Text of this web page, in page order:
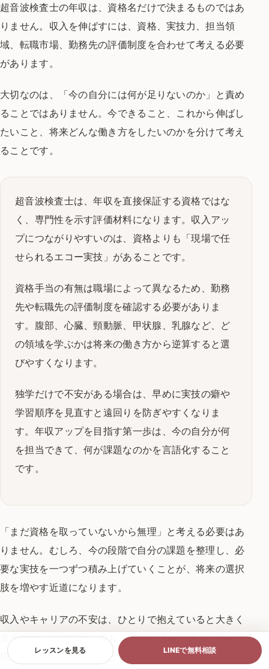
超音波検査士の年収は、資格名だけで決まるものではあ
りません。収入を伸ばすには、資格、実技力、担当領
域、転職市場、勤務先の評価制度を合わせて考える必要
があります。
大切なのは、「今の自分には何が足りないのか」と責め
ることではありません。今できること、これから伸ばし
たいこと、将来どんな働き方をしたいのかを分けて考え
ることです。
超音波検査士は、年収を直接保証する資格ではな
く、専門性を示す評価材料になります。収入アッ
プにつながりやすいのは、資格よりも「現場で任
せられるエコー実技」があることです。
資格手当の有無は職場によって異なるため、勤務
先や転職先の評価制度を確認する必要がありま
す。腹部、心臓、頸動脈、甲状腺、乳腺など、ど
の領域を学ぶかは将来の働き方から逆算すると選
びやすくなります。
独学だけで不安がある場合は、早めに実技の癖や
学習順序を見直すと遠回りを防ぎやすくなりま
す。年収アップを目指す第一歩は、今の自分が何
を担当できて、何が課題なのかを言語化すること
です。
「まだ資格を取っていないから無理」と考える必要はあ
りません。むしろ、今の段階で自分の課題を整理し、必
要な実技を一つずつ積み上げていくことが、将来の選択
肢を増やす近道になります。
収入やキャリアの不安は、ひとりで抱えていると大きく
見えやすいものです。でも、学ぶ領域、練習の順番、目
指す働き方を整理できると、次に何をすべきかは少しず
レッスンを見る LINEで無料相談